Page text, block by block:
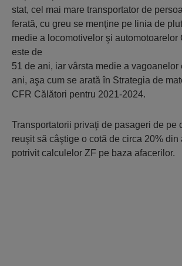
stat, cel mai mare transportator de
ferată, cu greu se menţine pe linia de
medie a locomotivelor şi automotoarelor
este de
51 de ani, iar vârsta medie a vagoanelor
ani, aşa cum se arată în Strategia de
CFR Călători pentru 2021-2024.
Transportatorii privaţi de pasageri de pe
reuşit să câştige o cotă de circa 20% din
potrivit calculelor ZF pe baza afacerilor.